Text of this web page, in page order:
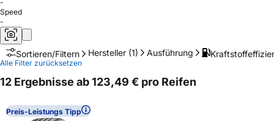
-
Speed
-
Sortieren/Filtern Hersteller (1) Ausführung
Alle Filter zurücksetzen
12 Ergebnisse ab 123,49 € pro Reifen
Preis-Leistungs Tipp